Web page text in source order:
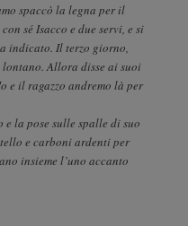
spaccò la legna per il
sé Isacco e due servi, e si
indicato. Il terzo giorno,
Allora disse ai suoi
e il ragazzo andremo là per
la pose sulle spalle di suo
e carboni ardenti per
insieme l’uno accanto